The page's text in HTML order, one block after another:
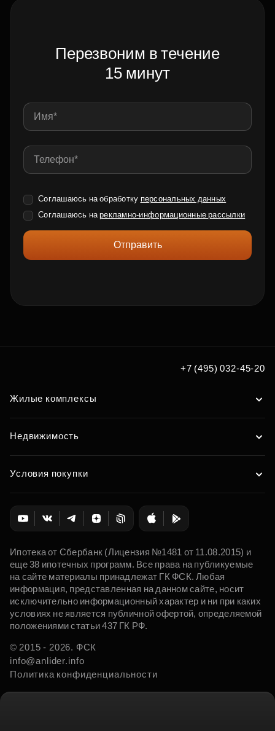
Перезвоним в течение
15 минут
Соглашаюсь на обработку персональных данных
Соглашаюсь нарекламно-информационные рассылки
Отправить
+7 (495) 032-45-20
Жилые комплексы
Недвижимость
Условия покупки
Ипотека от Сбербанк (Лицензия №1481 от 11.08.2015) и
еще 38 ипотечных программ. Все права на публикуемые
на сайте материалы принадлежат ГК ФСК. Любая
информация, представленная на данном сайте, носит
исключительно информационный характер и ни при каких
условиях не является публичной офертой, определяемой
положениями статьи 437 ГК РФ.
© 2015 - 2026. ФСК
info@anlider.info
Политика конфиденциальности